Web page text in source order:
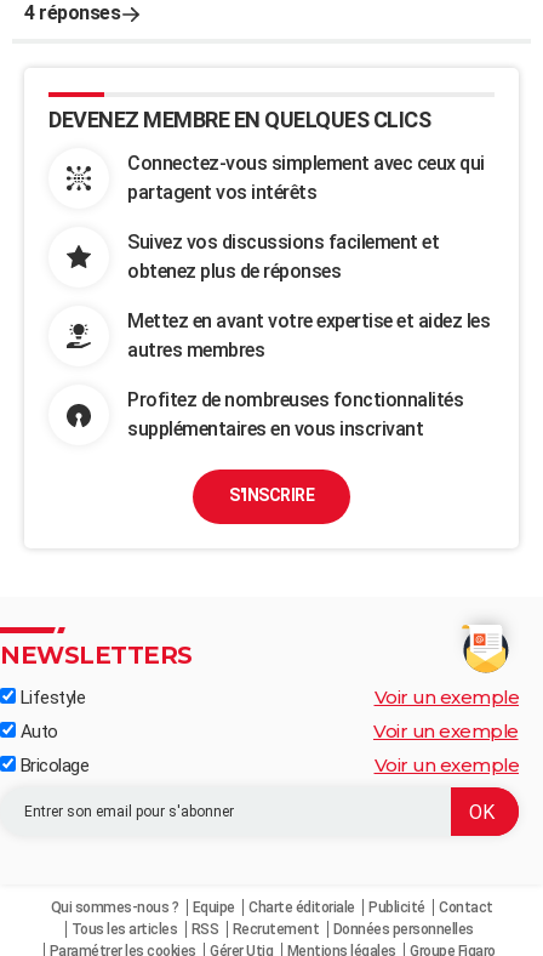
4 réponses
DEVENEZ MEMBRE EN QUELQUES CLICS
Connectez-vous simplement avec ceux qui
partagent vos intérêts
Suivez vos discussions facilement et
obtenez plus de réponses
Mettez en avant votre expertise et aidez les
autres membres
Profitez de nombreuses fonctionnalités
supplémentaires en vous inscrivant
S'INSCRIRE
NEWSLETTERS
Lifestyle Voir un exemple
Auto Voir un exemple
Bricolage Voir un exemple
Qui sommes-nous ? Equipe Charte éditoriale Publicité
Contact
Tous les articles
RSS Recrutement
Données personnelles
Paramétrer les cookies
Gérer Utiq Mentions légales Groupe Figaro